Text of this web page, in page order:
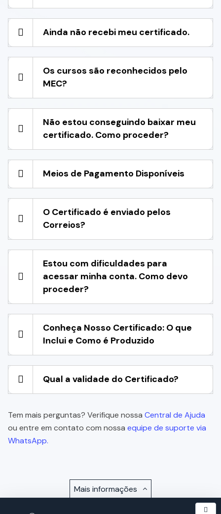
Ainda não recebi meu certificado.
Os cursos são reconhecidos pelo
MEC?
Não estou conseguindo baixar meu
certificado. Como proceder?
Meios de Pagamento Disponíveis
O Certificado é enviado pelos
Correios?
Estou com dificuldades para
acessar minha conta. Como devo
proceder?
Conheça Nosso Certificado: O que
Inclui e Como é Produzido
Qual a validade do Certificado?
Tem mais perguntas? Verifique nossa Central de Ajuda
ou entre em contato com nossa equipe de suporte via
WhatsApp.
Mais informações